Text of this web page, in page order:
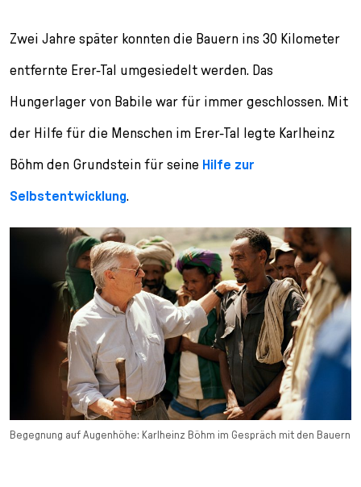
Zwei Jahre später konnten die Bauern ins 30 Kilometer
entfernte Erer-Tal umgesiedelt werden. Das
Hungerlager von Babile war für immer geschlossen. Mit
der Hilfe für die Menschen im Erer-Tal legte Karlheinz
Böhm den Grundstein für seine Hilfe zur
Selbstentwicklung.
Begegnung auf Augenhöhe: Karlheinz Böhm im Gespräch mit den Bauern